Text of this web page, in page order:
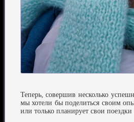
Теперь, совершив несколько
мы хотели бы поделиться своим
или только планирует свои